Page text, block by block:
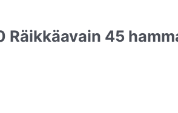
Räikkäavain 45